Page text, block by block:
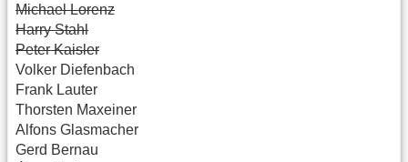
Michael Lorenz
Harry Stahl
Peter Kaisler
Volker Diefenbach
Frank Lauter
Thorsten Maxeiner
Alfons Glasmacher
Gerd Bernau